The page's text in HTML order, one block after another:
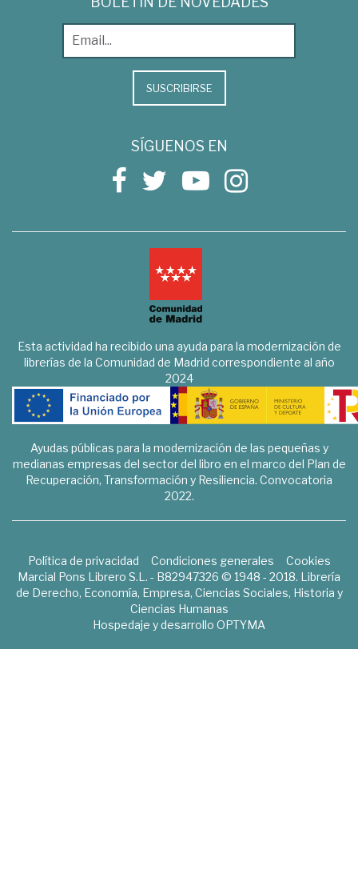
SUSCRIBIRSE
SÍGUENOS EN
Esta actividad ha recibido una ayuda para la modernización de
librerías de la Comunidad de Madrid correspondiente al año
2024
Ayudas públicas para la modernización de las pequeñas y
medianas empresas del sector del libro en el marco del Plan de
Recuperación, Transformación y Resiliencia. Convocatoria
2022.
Política de privacidad Condiciones generales
Cookies
Marcial Pons Librero S.L. - B82947326 © 1948 - 2018. Librería
de Derecho, Economía, Empresa, Ciencias Sociales, Historia y
Ciencias Humanas
Hospedaje y desarrollo OPTYMA